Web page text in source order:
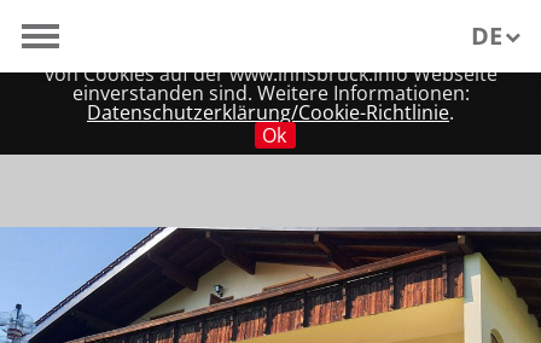
möglichst benutzerfreundlich zu gestalten. Wenn Sie
fortfahren, nehmen wir an, dass Sie mit der Verwendung
von Cookies auf der www.innsbruck.info Webseite
einverstanden sind. Weitere Informationen:
Datenschutzerklärung/Cookie-Richtlinie.
Ok
DE